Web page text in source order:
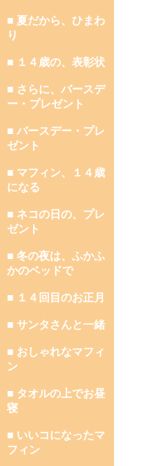
■ 夏だから、ひまわ
り
■ １４歳の、表彰状
■ さらに、バースデ
ー・プレゼント
■ バースデー・プレ
ゼント
■ マフィン、１４歳
になる
■ ネコの日の、プレ
ゼント
■ 冬の夜は、ふかふ
かのベッドで
■ １４回目のお正月
■ サンタさんと一緒
■ おしゃれなマフィ
ン
■ タオルの上でお昼
寝
■ いいコになったマ
フィン